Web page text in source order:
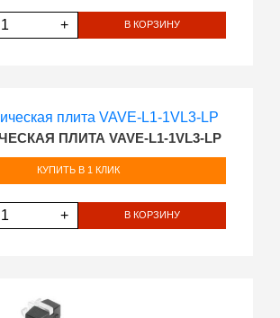
+ В КОРЗИНУ
ПЛИТА VAVE-L1-1VL3-LP
КУПИТЬ В 1 КЛИК
+ В КОРЗИНУ